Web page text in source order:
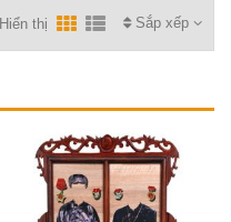
Sắp xếp
Hiển thị